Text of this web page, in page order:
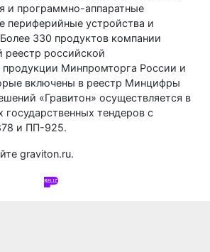
и программно-аппаратные
периферийные устройства и
330 продуктов компании
реестр российской
продукции Минпромторга России и
включены в реестр Минцифры
«Гравитон» осуществляется в
государственных тендеров с
и ПП-925.
graviton.ru.